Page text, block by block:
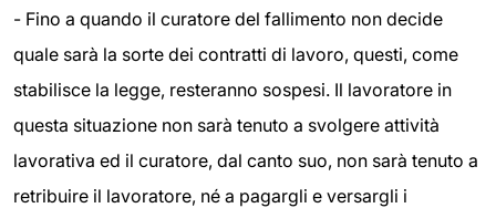
- Fino a quando il curatore del fallimento non decide
quale sarà la sorte dei contratti di lavoro, questi, come
stabilisce la legge, resteranno sospesi. Il lavoratore in
questa situazione non sarà tenuto a svolgere attività
lavorativa ed il curatore, dal canto suo, non sarà tenuto a
retribuire il lavoratore, né a pagargli e versargli i